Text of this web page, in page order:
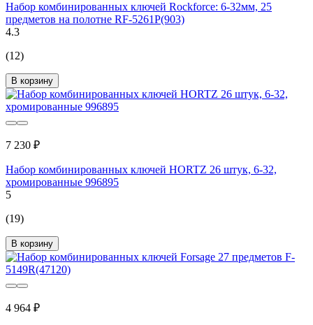
Набор комбинированных ключей Rockforce: 6-32мм, 25
предметов на полотне RF-5261P(903)
4.3
(12)
В корзину
7 230 ₽
Набор комбинированных ключей HORTZ 26 штук, 6-32,
хромированные 996895
5
(19)
В корзину
4 964 ₽